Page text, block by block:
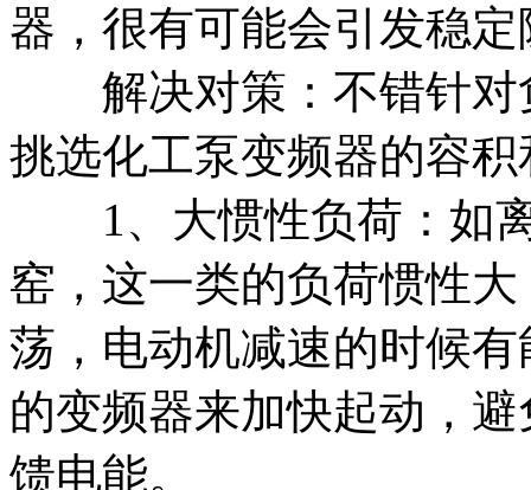
器，很有可能会引发稳定
解决对策：不错针对
挑选化工泵变频器的容
1、大惯性负荷：如离
窑，这一类的负荷惯性
荡，电动机减速的时候
的变频器来加快起动，
馈电能。